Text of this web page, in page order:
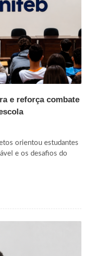
e reforça combate
orientou estudantes
e os desafios do